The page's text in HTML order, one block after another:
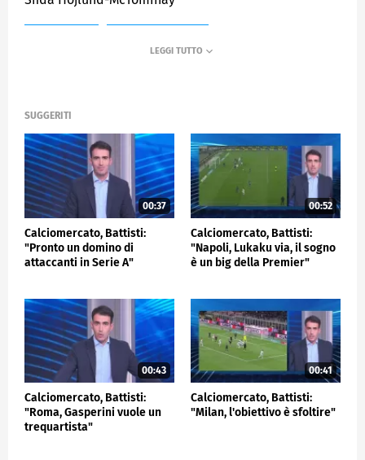
SUGGERITI
00:37
Calciomercato, Battisti:
"Pronto un domino di
attaccanti in Serie A"
00:52
Calciomercato, Battisti:
"Napoli, Lukaku via, il sogno
è un big della Premier"
00:43
Calciomercato, Battisti:
"Roma, Gasperini vuole un
trequartista"
00:41
Calciomercato, Battisti:
"Milan, l'obiettivo è sfoltire"